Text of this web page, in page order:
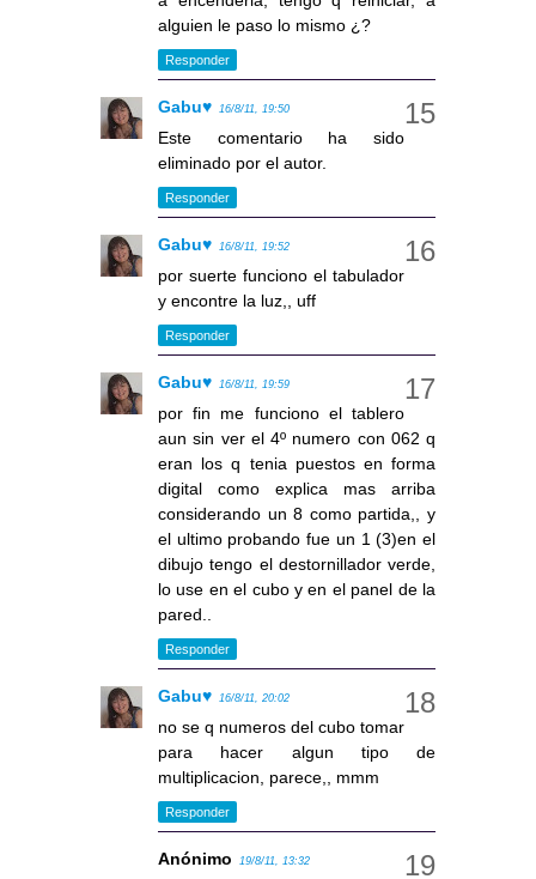
alguien le paso lo mismo ¿?
Responder
Gabu♥ 16/8/11, 19:50
Este comentario ha sido
eliminado por el autor.
Responder
Gabu♥ 16/8/11, 19:52
por suerte funciono el tabulador
y encontre la luz,, uff
Responder
Gabu♥ 16/8/11, 19:59
por fin me funciono el tablero
aun sin ver el 4º numero con 062 q
eran los q tenia puestos en forma
digital como explica mas arriba
considerando un 8 como partida,, y
el ultimo probando fue un 1 (3)en el
dibujo tengo el destornillador verde,
lo use en el cubo y en el panel de la
pared..
Responder
Gabu♥ 16/8/11, 20:02
no se q numeros del cubo tomar
para hacer algun tipo de
multiplicacion, parece,, mmm
Responder
Anónimo 19/8/11, 13:32